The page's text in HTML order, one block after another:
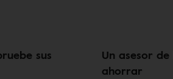
sus
Un asesor
ahorrar